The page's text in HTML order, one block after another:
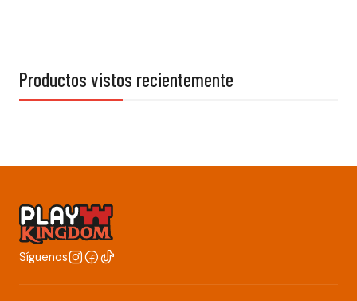
Productos vistos recientemente
Síguenos